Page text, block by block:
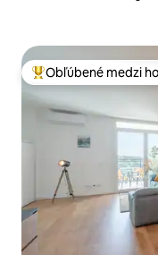
Najobľúbenejšie
Obľúbené medzi